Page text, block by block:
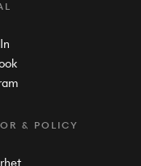
& POLICY